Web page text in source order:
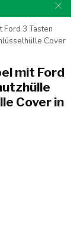
3 Tasten
Cover
mit Ford
Cover in